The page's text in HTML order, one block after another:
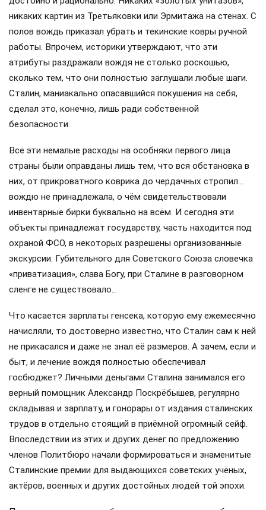
тиражировалась.
В ежедневном быту Сталин был приверженцем
собственных привычек, которые его соратники
осторожно между собой называли «бытовой
брезгливостью». Это свойство характера проявлялось
еще во время его царской ссылки в Туруханском крае,
когда Иосиф Виссарионович ещё не был Сталиным, а
носил свою фамилию Джугашвили. Например, он не любил
Во время той ссылки он делил сибирскую избу вместе с
Яковом Свердловым и Львом Каменевым. Ссыльные не
имели никакой прислуги и должны были поддерживать
личный быт в достойном виде самостоятельно. Но…
будущий вождь, например, категорически не желал мыть
после еды за собой посуду. Упрямый Свердлов из-за
этого часто с ним ссорился. Более компромиссный
Каменев брал эту обязанность на себя. Тем более
странно, что та строптивость Свердлова осталась
Такую странную патологию к простым житейским
правилам многие историки объясняют кавказским
происхождением Сталина: всё, что было связано с бытом
и кухней, он считал исключительно «женским делом».
Пожалуй, здесь с вождём стоит согласиться.
Там же, в Сибири, Сталин полюбил и простую
крестьянскую пищу: щи, борщ, различные каши, жареную
картошку с грибами, ягодные кисели и компоты. Правда,